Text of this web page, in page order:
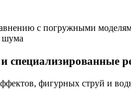
с погружными
шума
специализированные
фигурных струй и